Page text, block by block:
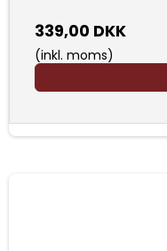
339,00 DKK
(inkl. moms)